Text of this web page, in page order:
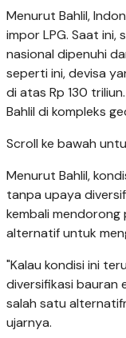
Menurut Bahlil,
impor LPG. Saat ini,
nasional dipenuhi
seperti ini, devisa
di atas Rp 130
Bahlil di kompleks
Scroll ke bawah
Menurut Bahlil,
tanpa upaya
kembali mendorong
alternatif untuk
"Kalau kondisi ini
diversifikasi bauran
salah satu
ujarnya.